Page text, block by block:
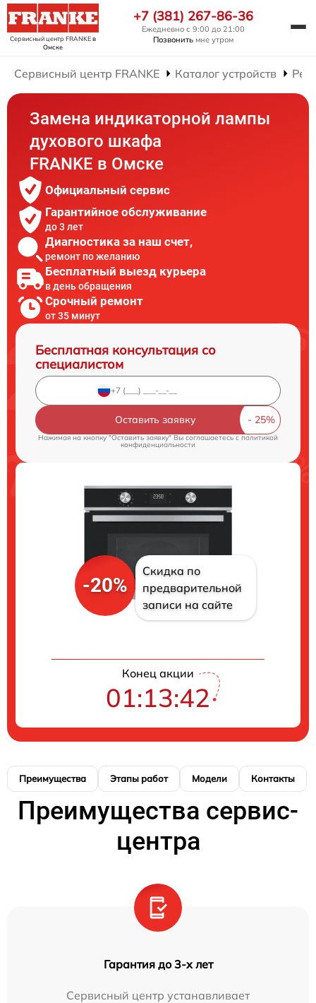
Сервисный центр FRANKEв
Омске
+7 (381) 267-86-36
Ежедневно с 9:00 до 21:00
Позвонить мне утром
Сервисный центр FRANKE Каталог устройств
Замена индикаторной лампы
духового шкафа
FRANKE в Омске
Официальный сервис
Гарантийное обслуживание
до 3 лет
Диагностика за наш счет,
ремонт по желанию
Бесплатный выезд курьера
в день обращения
Срочный ремонт
от 35 минут
Бесплатная консультация со
специалистом
Оставить заявку
Нажимая на кнопку "Оставить заявку" Вы соглашаетесь cполитикой
конфиденциальности
-20%
Скидка по
предварительной
записи на сайте
Конец акции
01:13:41
Преимущества Этапы работ Модели Контакты
Преимущества сервис-
центра
Гарантия до 3-х лет
Сервисный центр устанавливает